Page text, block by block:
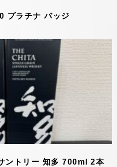
プラチナ バッジ
ントリー 知多 700ml 2本